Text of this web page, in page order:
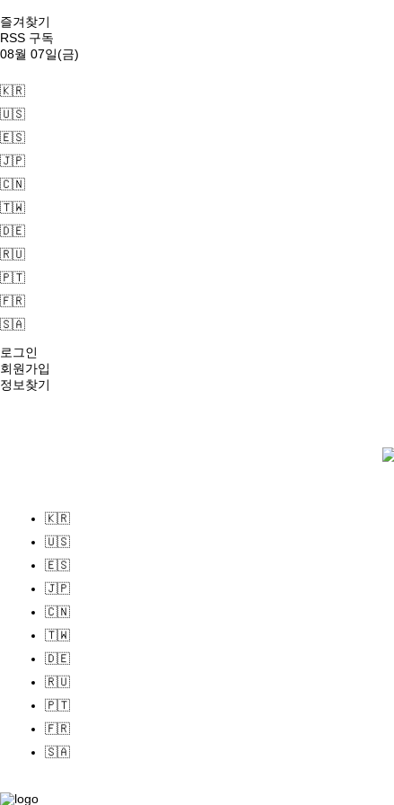
즐겨찾기
RSS 구독
08월 07일(금)
🇰🇷
🇺🇸
🇪🇸
🇯🇵
🇨🇳
🇹🇼
🇩🇪
🇷🇺
🇵🇹
🇫🇷
🇸🇦
로그인
회원가입
정보찾기
🇰🇷
🇺🇸
🇪🇸
🇯🇵
🇨🇳
🇹🇼
🇩🇪
🇷🇺
🇵🇹
🇫🇷
🇸🇦